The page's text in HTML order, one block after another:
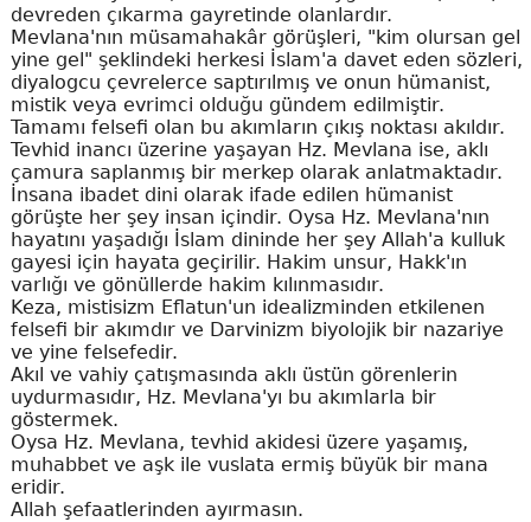
devreden çıkarma gayretinde olanlardır.
Mevlana'nın müsamahakâr görüşleri, "kim olursan gel
yine gel" şeklindeki herkesi İslam'a davet eden sözleri,
diyalogcu çevrelerce saptırılmış ve onun hümanist,
mistik veya evrimci olduğu gündem edilmiştir.
Tamamı felsefi olan bu akımların çıkış noktası akıldır.
Tevhid inancı üzerine yaşayan Hz. Mevlana ise, aklı
çamura saplanmış bir merkep olarak anlatmaktadır.
İnsana ibadet dini olarak ifade edilen hümanist
görüşte her şey insan içindir. Oysa Hz. Mevlana'nın
hayatını yaşadığı İslam dininde her şey Allah'a kulluk
gayesi için hayata geçirilir. Hakim unsur, Hakk'ın
varlığı ve gönüllerde hakim kılınmasıdır.
Keza, mistisizm Eflatun'un idealizminden etkilenen
felsefi bir akımdır ve Darvinizm biyolojik bir nazariye
ve yine felsefedir.
Akıl ve vahiy çatışmasında aklı üstün görenlerin
uydurmasıdır, Hz. Mevlana'yı bu akımlarla bir
göstermek.
Oysa Hz. Mevlana, tevhid akidesi üzere yaşamış,
muhabbet ve aşk ile vuslata ermiş büyük bir mana
eridir.
Allah şefaatlerinden ayırmasın.